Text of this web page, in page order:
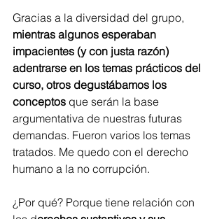
Gracias a la diversidad del grupo,
mientras algunos esperaban
impacientes (y con justa razón)
adentrarse en los temas prácticos del
curso, otros degustábamos los
conceptos que serán la base
argumentativa de nuestras futuras
demandas. Fueron varios los temas
tratados. Me quedo con el derecho
humano a la no corrupción.
¿Por qué? Porque tiene relación con